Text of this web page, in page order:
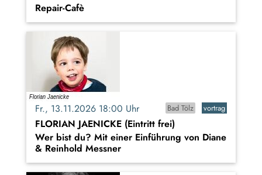
Repair-Cafè
Fr., 13.11.2026 18:00 Uhr Bad Tölz vortrag
FLORIAN JAENICKE (Eintritt frei)
Wer bist du? Mit einer Einführung von Diane
& Reinhold Messner